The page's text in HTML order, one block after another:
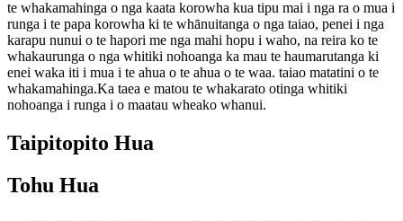
te whakamahinga o nga kaata korowha kua tipu mai i nga ra o mua i
runga i te papa korowha ki te whānuitanga o nga taiao, penei i nga
karapu nunui o te hapori me nga mahi hopu i waho, na reira ko te
whakaurunga o nga whitiki nohoanga ka mau te haumarutanga ki
enei waka iti i mua i te ahua o te ahua o te waa. taiao matatini o te
whakamahinga.Ka taea e matou te whakarato otinga whitiki
nohoanga i runga i o maatau wheako whanui.
Taipitopito Hua
Tohu Hua